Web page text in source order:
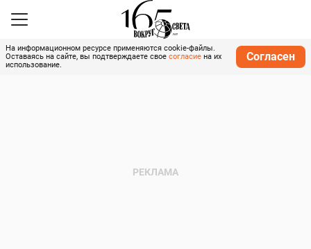
На информационном ресурсе применяются cookie-файлы.
Оставаясь на сайте, вы подтверждаете свое согласие на их
использование.
Согласен